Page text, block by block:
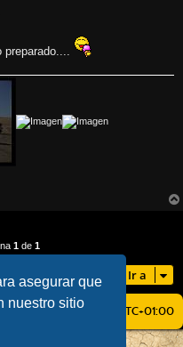
asegurar que
nuestro sitio
1 de 1
Ir a
LOS HORARIOS SON UTC+01:00